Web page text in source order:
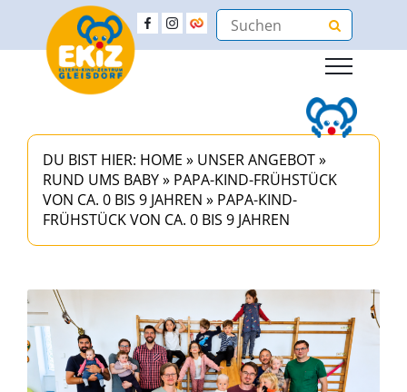
DU BIST HIER: HOME » UNSER ANGEBOT»
RUND UMS BABY» PAPA-KIND-FRÜHSTÜCK
VON CA. 0 BIS 9 JAHREN » PAPA-KIND-
FRÜHSTÜCK VON CA. 0 BIS 9 JAHREN